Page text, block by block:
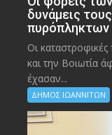
δυνάμεις
πυρόπληκτων
Οι
και την Bοιωτία
έχασαν...
ΔΗΜΟΣ ΙΩΑΝΝΙΤΩΝ